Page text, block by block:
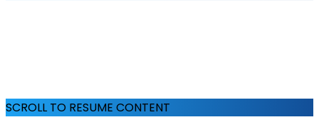
SCROLL TO RESUME CONTENT